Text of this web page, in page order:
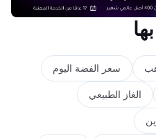
سعر الفضة اليوم
الغاز الطبيعي